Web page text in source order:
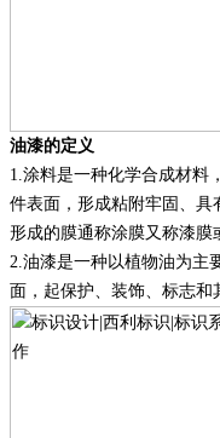
油漆的定义
1.涂料是一种化学合成材料
件表面，形成粘附牢固、
形成的膜通称涂膜又称漆膜
2. 油漆是一种以植物油为主
面，起保护、装饰、标志和